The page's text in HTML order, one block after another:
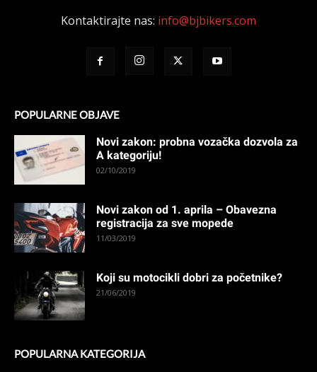
Kontaktirajte nas: info@bjbikers.com
POPULARNE OBJAVE
Novi zakon: probna vozačka dozvola za
A kategoriju!
02/10/2019
Novi zakon od 1. aprila – Obavezna
registracija za sve mopede
11/03/2019
Koji su motocikli dobri za početnike?
21/06/2019
POPULARNA KATEGORIJA